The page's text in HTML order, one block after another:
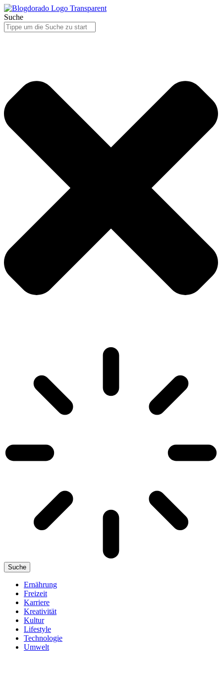
Suche
Suche
Ernährung
Freizeit
Karriere
Kreativität
Kultur
Lifestyle
Technologie
Umwelt